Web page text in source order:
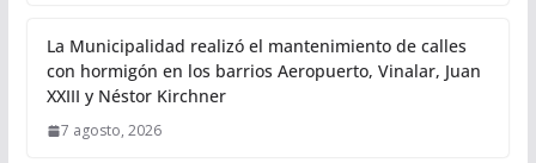
La Municipalidad realizó el mantenimiento de calles
con hormigón en los barrios Aeropuerto, Vinalar, Juan
XXIII y Néstor Kirchner
7 agosto, 2026